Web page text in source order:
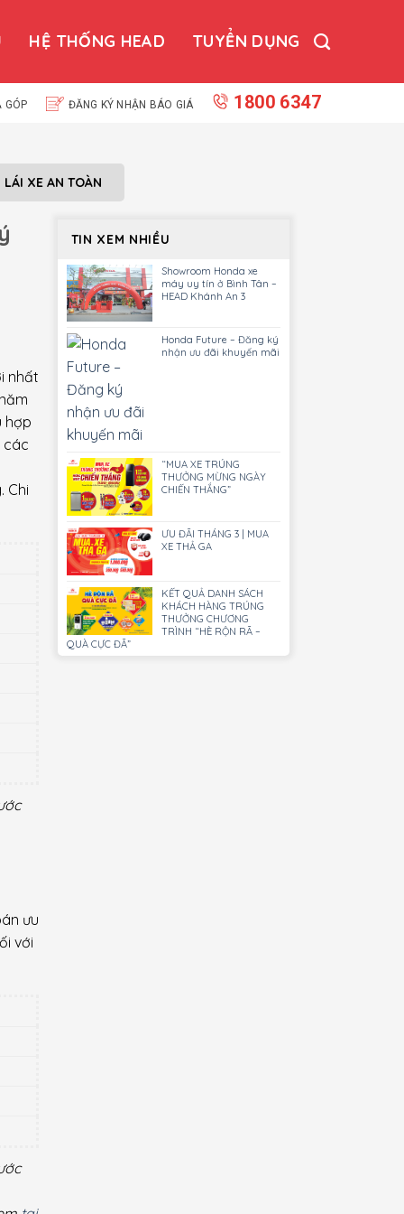
HỆ THỐNG HEAD TUYỂN DỤNG
GÓP ĐĂNG KÝ NHẬN BÁO GIÁ 1800 6347
LÁI XE AN TOÀN
nhất
hợp
các
Chi
ưu
với
TIN XEM NHIỀU
Showroom Honda xe
máy uy tín ở Bình Tân –
HEAD Khánh An 3
Honda Future – Đăng ký
nhận ưu đãi khuyến mãi
“MUA XE TRÚNG
THƯỞNG MỪNG NGÀY
CHIẾN THẮNG”
ƯU ĐÃI THÁNG 3 | MUA
XE THẢ GA
KẾT QUẢ DANH SÁCH
KHÁCH HÀNG TRÚNG
THƯỞNG CHƯƠNG
TRÌNH “HÈ RỘN RÃ –
QUÀ CỰC ĐÃ”